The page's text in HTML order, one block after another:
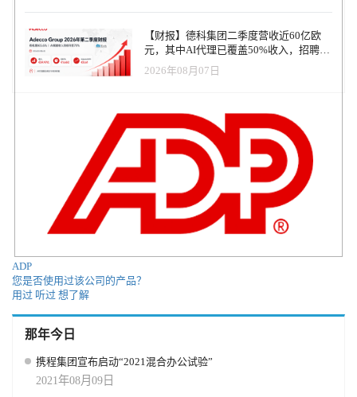
证明行之有效：候选人可以与智能代理聊天、完成AI评估，甚至接
受AI虚拟面试——这一切可在深夜进行，无需安排与招聘经理的通
话。 虽然高ROI的多功能Agent（Stage 3）尚未全面落地，但各企业
（Crossing the Rubicon）意味着“无法回头的临界点”。现在，我们正
处在这样的时刻。 尽管外界仍有各种危言耸听的报道——称AI将毁
掉工作与生活——生成式AI其实是一种有用、务实、且易于理解的
工具。它并不完美（我在播客中讨论过ChatGPT的高错误率），但一
旦你掌握了使用方法，并建立可靠的数据集，AI的表现相当令人满
怪异故事。如今这些报道早已消失，取而代之的是超过1万亿美元的
这并不意味着AI百分之百安全。如果使用不当，你仍可能得到错误
结论、糟糕报告或虚假结果。但我们正在学习如何“验证AI”的输
出，对其“概率性特征”也更加适应。 新的挑战也随之出现——AI的
ChatGPT查询平均会消耗4升水，这已成为亟待解决的新问题。 接下
来会怎样？ 我们才刚刚开始，AI的演进远未结束。 第一阶段：从单
用户到多功能使用场景 AI的最大ROI将来自我称之为“多功能智能
体”（Multi-Functional Agent）的形态。当前的AI工具，就像汽车中
的“助力方向盘”——虽然能帮助转动方向，但我们真正想要的是“AI
【财报】德科集团二季度营收近60亿欧
元，其中AI代理已覆盖50%收入，招聘服
务进入运营重构阶段
2026年08月07日
ADP
您是否使用过该公司的产品？
用过 听过 想了解
那年今日
携程集团宣布启动“2021混合办公试验”
2021年08月09日